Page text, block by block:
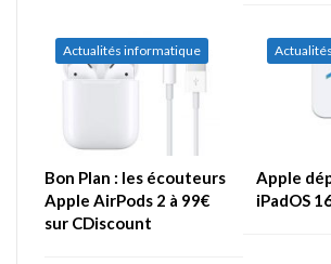
Actualités informatique
Bon Plan : les écouteurs
Apple AirPods 2 à 99€
sur CDiscount
Apple
iPadOS